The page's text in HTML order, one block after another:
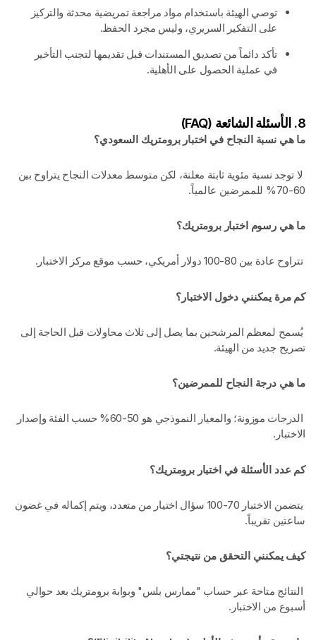
توصي الهيئة باستخدام مواد مراجعة تمريضية محدثة والتركيز
على التفكير السريري، وليس مجرد الحفظ.
تأكد دائماً من تصديق المستندات قبل تقديمها لتجنب التأخير
في عملية الحصول على الأهلية.
8. الأسئلة الشائعة (FAQ)
ما هي نسبة النجاح في اختبار برومتريك السعودي؟
لا توجد نسبة مئوية ثابتة معلنة، لكن متوسط معدلات النجاح يتراوح بين
60-70% للممرضين عالمياً.
ما هي رسوم اختبار برومتريك؟
تتراوح عادة بين 80-100 دولار أمريكي، حسب موقع مركز الاختبار.
كم مرة يمكنني دخول الاختبار؟
يُسمح لمعظم المرشحين بما يصل إلى ثلاث محاولات قبل الحاجة إلى
تصريح جديد من الهيئة.
ما هي درجة النجاح للممرضين؟
الدرجات موزونة؛ والمعيار النموذجي هو 50-60% حسب الفئة وإصدار
الاختبار.
كم عدد الأسئلة في اختبار برومتريك؟
يتضمن الاختبار 70-100 سؤال اختيار من متعدد، ويتم إكماله في غضون
ساعتين تقريباً.
كيف يمكنني التحقق من نتيجتي؟
النتائج متاحة عبر حساب "ممارس بلس" وبوابة برومتريك بعد حوالي
أسبوع من الاختبار.